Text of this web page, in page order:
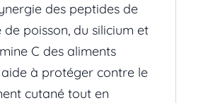
des peptides de
de poisson, du silicium et
C des aliments
à protéger contre le
cutané tout en